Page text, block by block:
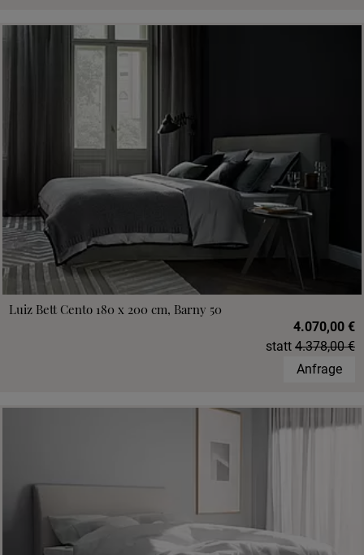
Luiz Bett Cento 180 x 200 cm, Barny 50
4.070,00 €
statt 4.378,00 €
Anfrage